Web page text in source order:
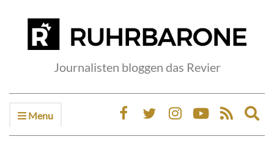
Journalisten bloggen das Revier
Menu